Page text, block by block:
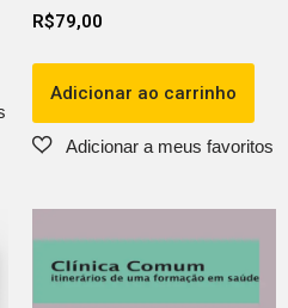
R$79,00
Adicionar ao carrinho